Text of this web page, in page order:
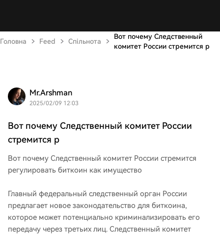
Головна Feed Спільнота
Вот почему Следственный
комитет России стремится р
Mr.Arshman
2025/02/09 12:03
Вот почему Следственный комитет России
стремится р
Вот почему Следственный комитет России стремится
регулировать биткоин как имущество
Главный федеральный следственный орган России
предлагает новое законодательство для биткоина,
которое может потенциально криминализировать его
передачу через третьих лиц. Следственный комитет